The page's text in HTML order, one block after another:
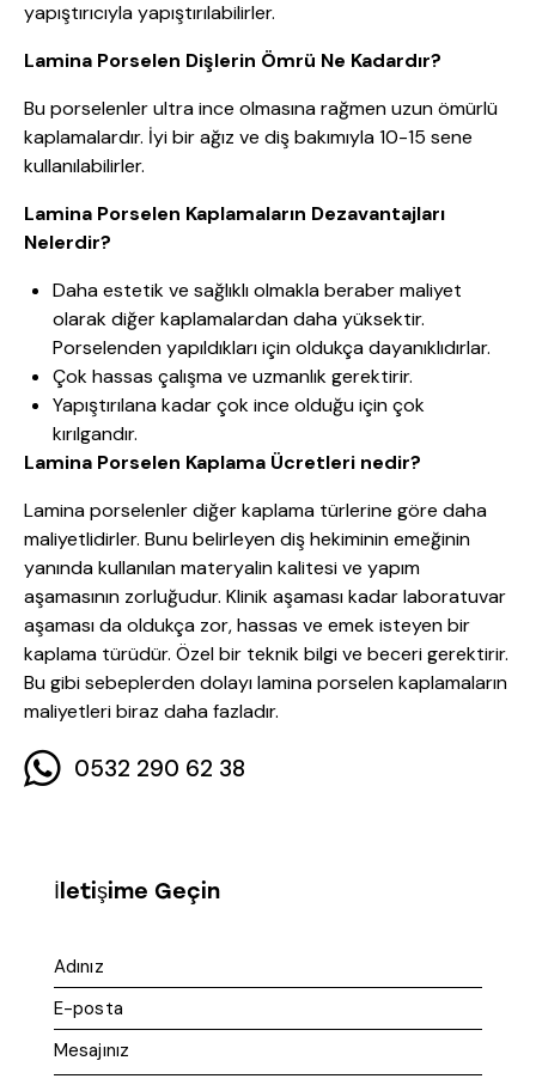
yapıştırıcıyla yapıştırılabilirler.
Lamina Porselen Dişlerin Ömrü Ne Kadardır?
Bu porselenler ultra ince olmasına rağmen uzun ömürlü
kaplamalardır. İyi bir ağız ve diş bakımıyla 10-15 sene
kullanılabilirler.
Lamina Porselen Kaplamaların Dezavantajları
Nelerdir?
Daha estetik ve sağlıklı olmakla beraber maliyet
olarak diğer kaplamalardan daha yüksektir.
Porselenden yapıldıkları için oldukça dayanıklıdırlar.
Çok hassas çalışma ve uzmanlık gerektirir.
Yapıştırılana kadar çok ince olduğu için çok
kırılgandır.
Lamina Porselen Kaplama Ücretleri nedir?
Lamina porselenler diğer kaplama türlerine göre daha
maliyetlidirler. Bunu belirleyen diş hekiminin emeğinin
yanında kullanılan materyalin kalitesi ve yapım
aşamasının zorluğudur. Klinik aşaması kadar laboratuvar
aşaması da oldukça zor, hassas ve emek isteyen bir
kaplama türüdür. Özel bir teknik bilgi ve beceri gerektirir.
Bu gibi sebeplerden dolayı lamina porselen kaplamaların
maliyetleri biraz daha fazladır.
0532 290 62 38
İletişime Geçin